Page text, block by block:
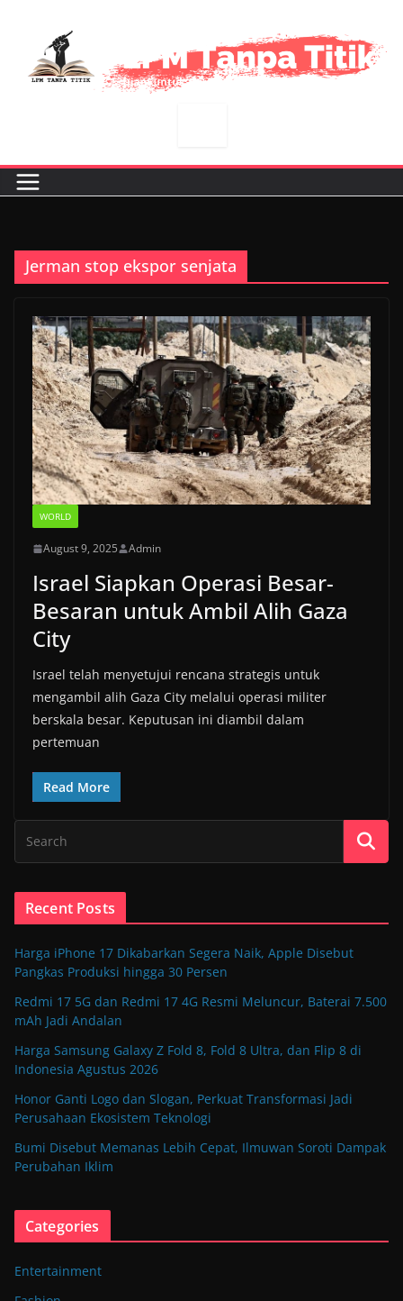
content
Jerman stop ekspor senjata
WORLD
August 9, 2025 Admin
Israel Siapkan Operasi Besar-
Besaran untuk Ambil Alih Gaza
City
Israel telah menyetujui rencana strategis untuk
mengambil alih Gaza City melalui operasi militer
berskala besar. Keputusan ini diambil dalam
pertemuan
Read More
Recent Posts
Harga iPhone 17 Dikabarkan Segera Naik, Apple Disebut
Pangkas Produksi hingga 30 Persen
Redmi 17 5G dan Redmi 17 4G Resmi Meluncur, Baterai 7.500
mAh Jadi Andalan
Harga Samsung Galaxy Z Fold 8, Fold 8 Ultra, dan Flip 8 di
Indonesia Agustus 2026
Honor Ganti Logo dan Slogan, Perkuat Transformasi Jadi
Perusahaan Ekosistem Teknologi
Bumi Disebut Memanas Lebih Cepat, Ilmuwan Soroti Dampak
Perubahan Iklim
Categories
Entertainment